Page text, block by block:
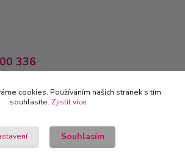
336
cookies. Používáním našich stránek s tím
souhlasíte. Zjistit více
Souhlasím